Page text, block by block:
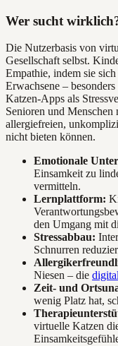
Wer sucht
Die Nutzerbasis von
Gesellschaft selbst.
Empathie, indem sie
Erwachsene –
Katzen-Apps als
Senioren und
allergiefreien,
nicht bieten können.
Emotionale
Einsamkeit zu
vermitteln.
Lernplattform:
den Umgang mit
Stressabbau:
Schnurren
Niesen – die
Zeit- und
wenig Platz hat,
virtuelle Katzen